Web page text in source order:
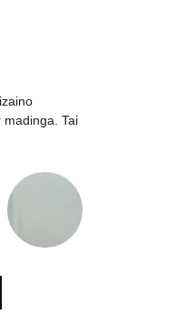
Tai